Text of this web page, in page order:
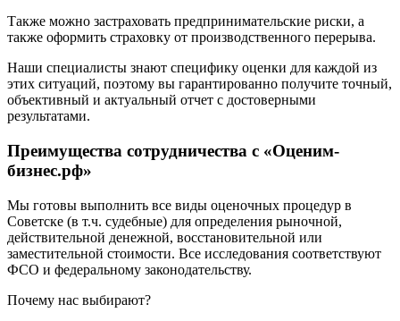
Также можно застраховать предпринимательские риски, а
также оформить страховку от производственного перерыва.
Наши специалисты знают специфику оценки для каждой из
этих ситуаций, поэтому вы гарантированно получите точный,
объективный и актуальный отчет с достоверными
результатами.
Преимущества сотрудничества с «Оценим-
бизнес.рф»
Мы готовы выполнить все виды оценочных процедур в
Советске (в т.ч. судебные) для определения рыночной,
действительной денежной, восстановительной или
заместительной стоимости. Все исследования соответствуют
ФСО и федеральному законодательству.
Почему нас выбирают?
Екатеринбург
Елец
Елизово
Енисейск
Ессентуки
Железногорск
Жуковский
Заводоуковск
Заозерный
Заполярный
Зарайск